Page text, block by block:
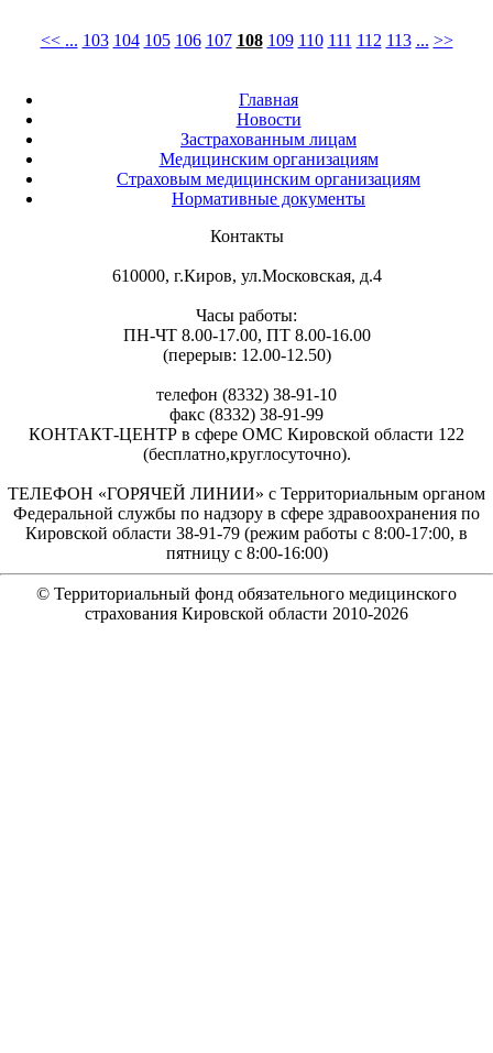
<< ... 103 104 105 106 107 108 109 110 111 112 113 ... >>
Главная
Новости
Застрахованным лицам
Медицинским организациям
Страховым медицинским организациям
Нормативные документы
Контакты
610000, г.Киров, ул.Московская, д.4
Часы работы:
ПН-ЧТ 8.00-17.00, ПТ 8.00-16.00
(перерыв: 12.00-12.50)
телефон (8332) 38-91-10
факс (8332) 38-91-99
КОНТАКТ-ЦЕНТР в сфере ОМС Кировской области 122
(бесплатно,круглосуточно).
ТЕЛЕФОН «ГОРЯЧЕЙ ЛИНИИ» с Территориальным органом
Федеральной службы по надзору в сфере здравоохранения по
Кировской области 38-91-79 (режим работы с 8:00-17:00, в
пятницу с 8:00-16:00)
© Территориальный фонд обязательного медицинского
страхования Кировской области 2010-2026